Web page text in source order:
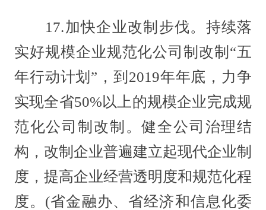
17.加快企业改制步伐。持续落
实好规模企业规范化公司制改制“五
年行动计划”，到2019年年底，力争
实现全省50%以上的规模企业完成规
范化公司制改制。健全公司治理结
构，改制企业普遍建立起现代企业制
度，提高企业经营透明度和规范化程
度。(省金融办、省经济和信息化委